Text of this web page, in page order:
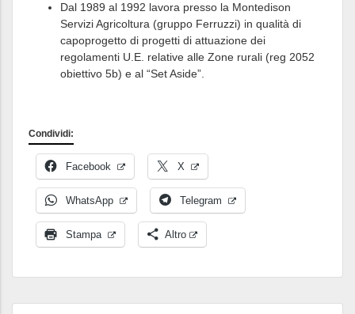
Dal 1989 al 1992 lavora presso la Montedison
Servizi Agricoltura (gruppo Ferruzzi) in qualità di
capoprogetto di progetti di attuazione dei
regolamenti U.E. relative alle Zone rurali (reg 2052
obiettivo 5b) e al “Set Aside”.
Condividi:
Facebook X
WhatsApp Telegram
Stampa Altro